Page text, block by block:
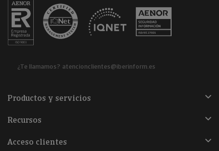
¿Te llamamos? atencionclientes@iberinform.es
Productos y servicios
Recursos
Acceso clientes